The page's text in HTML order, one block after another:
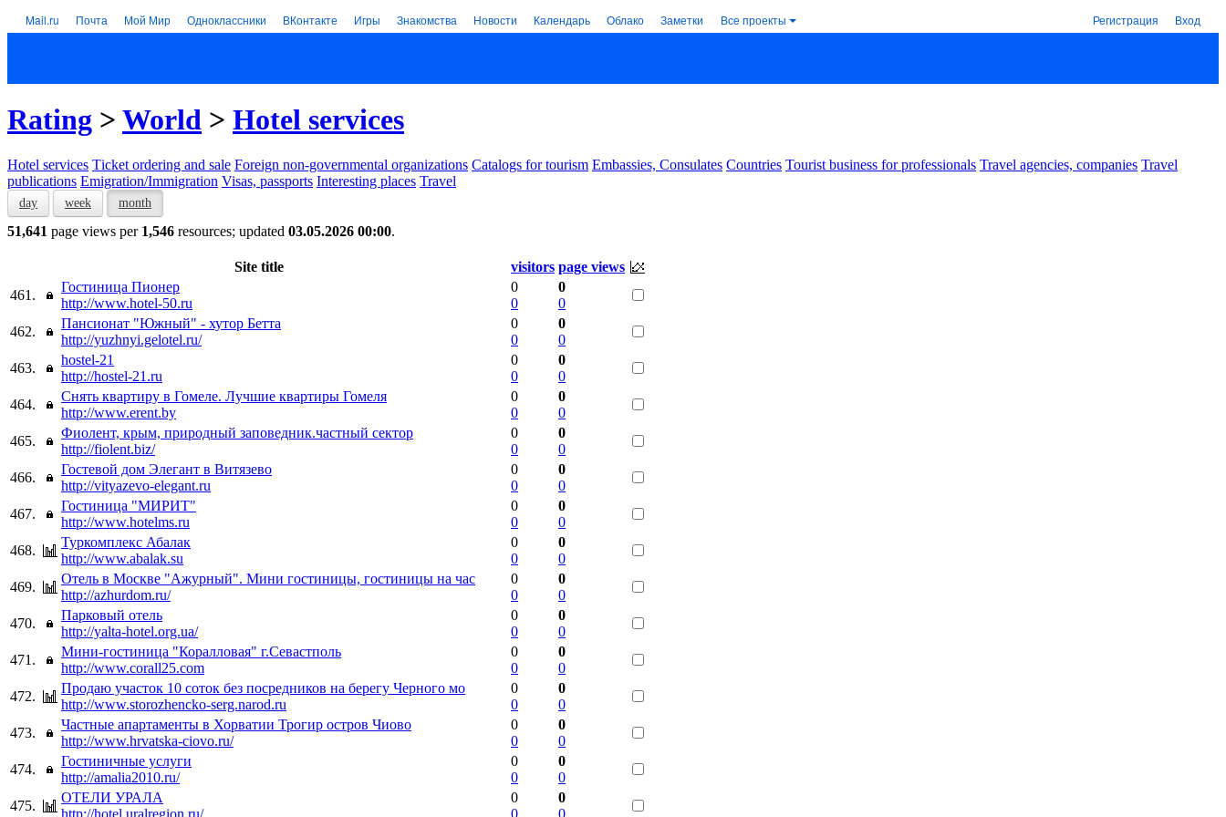
Mail.ru Почта Мой Мир Одноклассники ВКонтакте Игры Знакомства Новости Календарь Облако Заметки Все проекты Регистрация Вход
Rating > World > Hotel services
Hotel services Тicket ordering and sale Foreign non-governmental organizations Catalogs for tourism Embassies, Consulates Countries Tourist business for professionals Travel agencies, companies Travel
publications Emigration/Immigration Visas, passports Interesting places Travel
day week month
51,641 page views per 1,546 resources; updated 03.05.2026 00:00.
Site title visitors page views
461.
Гостиница Пионер
http://www.hotel-50.ru
0
0
0
0
462.
Пансионат "Южный" - хутор Бетта
http://yuzhnyi.gelotel.ru/
0
0
0
0
463.
hostel-21
http://hostel-21.ru
0
0
0
0
464.
Снять квартиру в Гомеле. Лучшие квартиры Гомеля
http://www.erent.by
0
0
0
0
465.
Фиолент, крым, природный заповедник.частный сектор
http://fiolent.biz/
0
0
0
0
466.
Гостевой дом Элегант в Витязево
http://vityazevo-elegant.ru
0
0
0
0
467.
Гостиница "МИРИТ"
http://www.hotelms.ru
0
0
0
0
468.
Туркомплекс Абалак
http://www.abalak.su
0
0
0
0
469.
Отель в Москве "Ажурный". Мини гостиницы, гостиницы на час
http://azhurdom.ru/
0
0
0
0
470.
Парковый отель
http://yalta-hotel.org.ua/
0
0
0
0
471.
Мини-гостиница "Коралловая" г.Севастполь
http://www.corall25.com
0
0
0
0
472.
Продаю участок 10 соток без посредников на берегу Черного мо
http://www.storozhencko-serg.narod.ru
0
0
0
0
473.
Частные апартаменты в Хорватии Трогир остров Чиово
http://www.hrvatska-ciovo.ru/
0
0
0
0
474.
Гостиничные услуги
http://amalia2010.ru/
0
0
0
0
475.
ОТЕЛИ УРАЛА
http://hotel.uralregion.ru/
0
0
0
0